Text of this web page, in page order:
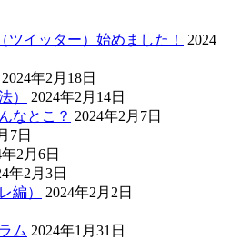
ツイッター）始めました！
2024
2024年2月18日
）
2024年2月14日
なとこ？ 2024年2月7日
7日
2月6日
年2月3日
編）
2024年2月2日
ム 2024年1月31日